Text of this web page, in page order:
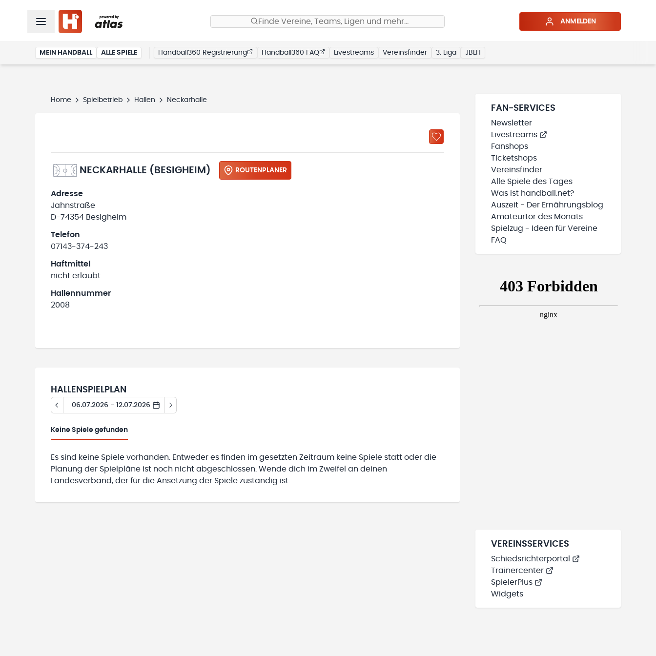
Finde Vereine, Teams, Ligen und mehr… ANMELDEN
MEIN HANDBALL ALLE SPIELE Handball360 Registrierung Handball360 FAQ Livestreams Vereinsfinder 3. Liga JBLH
Home Spielbetrieb Hallen Neckarhalle
NECKARHALLE (BESIGHEIM) ROUTENPLANER
Adresse
Jahnstraße
D-74354 Besigheim
Telefon
07143-374-243
Haftmittel
nicht erlaubt
Hallennummer
2008
HALLENSPIELPLAN
06.07.2026 - 12.07.2026
Keine Spiele gefunden
Es sind keine Spiele vorhanden. Entweder es finden im gesetzten Zeitraum keine Spiele statt oder die
Planung der Spielpläne ist noch nicht abgeschlossen. Wende dich im Zweifel an deinen
Landesverband, der für die Ansetzung der Spiele zuständig ist.
FAN-SERVICES
Newsletter
Livestreams
Fanshops
Ticketshops
Vereinsfinder
Alle Spiele des Tages
Was ist handball.net?
Auszeit - Der Ernährungsblog
Amateurtor des Monats
Spielzug - Ideen für Vereine
FAQ
VEREINSSERVICES
Schiedsrichterportal
Trainercenter
SpielerPlus
Widgets